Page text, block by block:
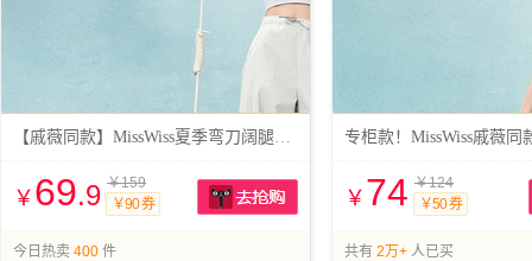
【戚薇同款】MissWiss夏季弯刀阔腿裤百搭
￥ 69.9 ￥159
￥90 券
今日热卖 400 件
专柜款！MissWiss戚薇同
￥ 74 ￥124
￥50 券
共有 2万+ 人已买